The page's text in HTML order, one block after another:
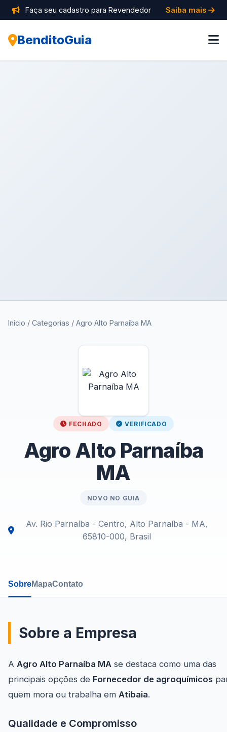
Faça seu cadastro para Revendedor Saiba mais
BenditoGuia
Início / Categorias / Agro Alto Parnaíba MA
FECHADO VERIFICADO
Agro Alto Parnaíba
MA
NOVO NO GUIA
Av. Rio Parnaíba - Centro, Alto Parnaíba - MA,
65810-000, Brasil
SobreMapaContato
Sobre a Empresa
A Agro Alto Parnaíba MA se destaca como uma das
principais opções de Fornecedor de agroquímicos
quem mora ou trabalha em Atibaia.
Qualidade e Compromisso